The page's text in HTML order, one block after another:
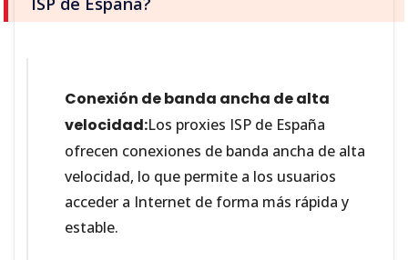
Conexión de banda ancha de alta
velocidad:Los proxies ISP de España
ofrecen conexiones de banda ancha de alta
velocidad, lo que permite a los usuarios
acceder a Internet de forma más rápida y
estable.